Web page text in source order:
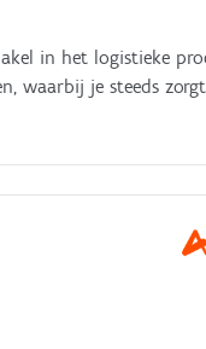
in het logistieke
waarbij je steeds